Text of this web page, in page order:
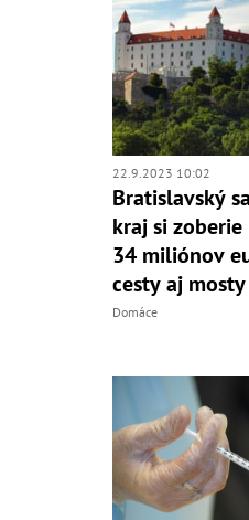
22.9.2023 10:02
Bratislavský
kraj si
34 miliónov
cesty aj mosty
Domáce